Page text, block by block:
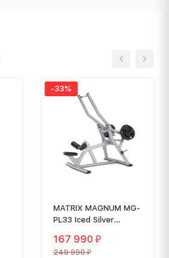
-33%
MATRIX MAGNUM MG-
PL33 Iced Silver
тяга
167 990 ₽
249 990₽